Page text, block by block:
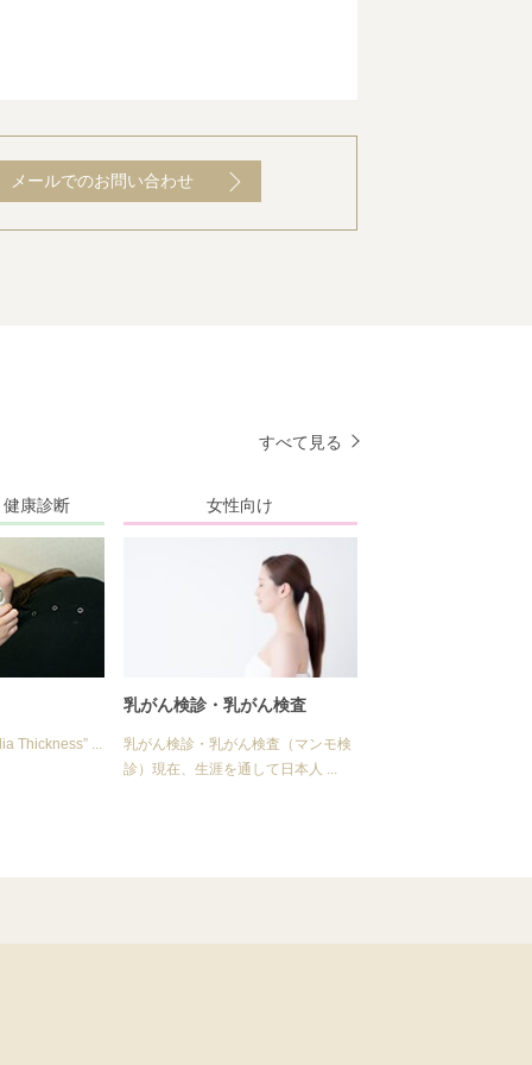
メールでのお問い合わせ
健康診断
Thickness” ...
女性向け
乳がん検診・乳がん検査
乳がん検診・乳がん検査（マンモ検
診）現在、生涯を通して日本人 ...
すべて見る